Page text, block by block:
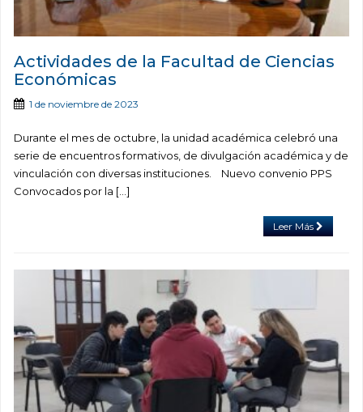
Actividades de la Facultad de Ciencias
Económicas
1 de noviembre de 2023
Durante el mes de octubre, la unidad académica celebró una
serie de encuentros formativos, de divulgación académica y de
vinculación con diversas instituciones. Nuevo convenio PPS
Convocados por la […]
Leer Más